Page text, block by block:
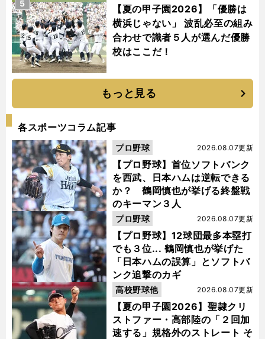
【夏の甲子園2026】「優勝は
横浜じゃない」 波乱必至の組み
合わせで識者５人が選んだ優勝
校はここだ！
5
もっと見る
各スポーツコラム記事
【プロ野球】首位ソフトバンク
を西武、日本ハムは逆転できる
か？ 鶴岡慎也が挙げる終盤戦
のキーマン３人
2026.08.07更新
プロ野球
【プロ野球】12球団最多本塁打
でも３位... 鶴岡慎也が挙げた
「日本ハムの誤算」とソフトバ
ンク追撃のカギ
2026.08.07更新
プロ野球
【夏の甲子園2026】聖隷クリ
ストファー・高部陸の「２回加
速する」規格外のストレート そ
2026.08.07更新
高校野球他